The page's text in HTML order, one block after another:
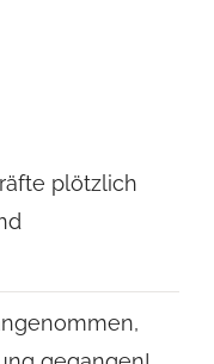
plötzlich